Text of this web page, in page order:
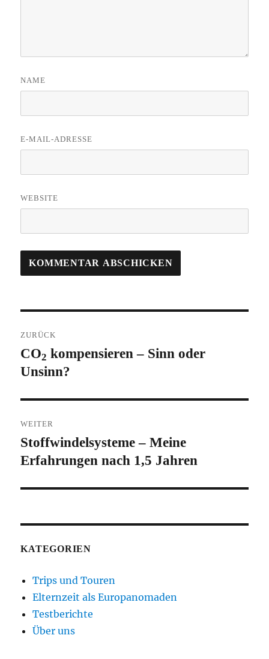
NAME
E-MAIL-ADRESSE
WEBSITE
ZURÜCK
Vorheriger
Beitrag:
CO2 kompensieren – Sinn oder
Unsinn?
WEITER
Nächster
Beitrag:
Stoffwindelsysteme – Meine
Erfahrungen nach 1,5 Jahren
KATEGORIEN
Trips und Touren
Elternzeit als Europanomaden
Testberichte
Über uns